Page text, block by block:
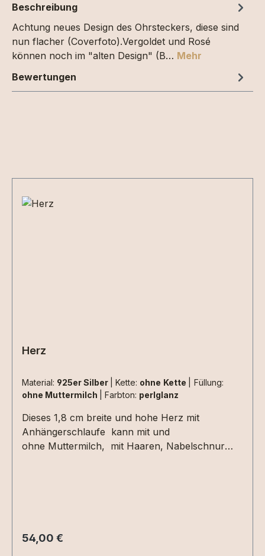
Beschreibung
Achtung neues Design des Ohrsteckers, diese sind
nun flacher (Coverfoto).Vergoldet und Rosé
können noch im "alten Design" (B… Mehr
Bewertungen
Herz
Material: 925er Silber Kette: ohne Kette
Füllung:
ohne Muttermilch
Farbton: perlglanz
Dieses 1,8 cm breite und hohe Herz mit
Anhängerschlaufe kann mit und
ohne Muttermilch, mit Haaren, Nabelschnur
Begleiter für jeden Tag und verbindet emotionale
Regulärer Preis:
54,00 €